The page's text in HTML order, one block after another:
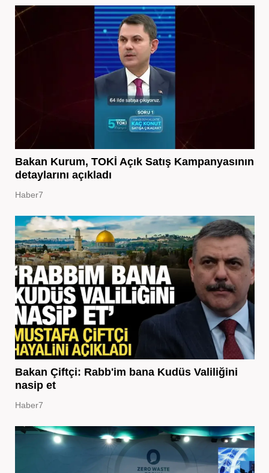
Bakan Kurum, TOKİ Açık Satış Kampanyasının
detaylarını açıkladı
Haber7
Bakan Çiftçi: Rabb'im bana Kudüs Valiliğini
nasip et
Haber7